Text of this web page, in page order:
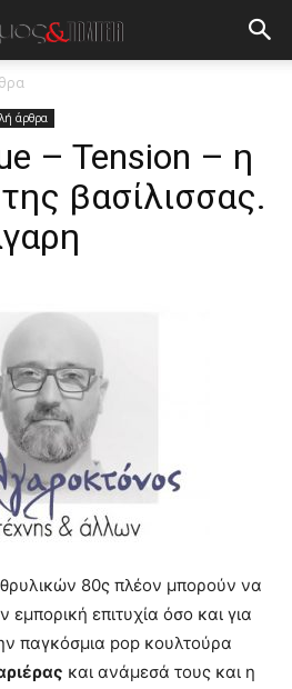
άρθρα
– Tension – η
βασίλισσας.
θρυλικών 80ς πλέον μπορούν να
επιτυχία όσο και για
παγκόσμια pop κουλτούρα
και ανάμεσά τους και η